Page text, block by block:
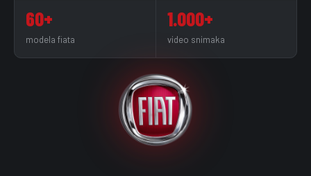
60+
modela fiata
1.000+
video snimaka